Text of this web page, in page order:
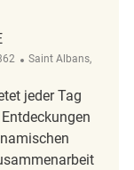
Ort
Saint Albans,
jeder Tag